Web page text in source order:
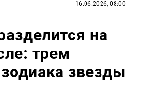
16.06.2026, 08:00
на
трем
звезды